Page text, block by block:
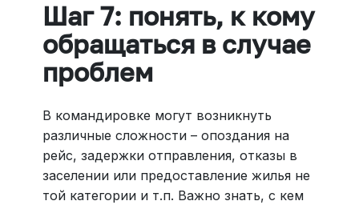
Шаг 7: понять, к кому
обращаться в случае
проблем
В командировке могут возникнуть
различные сложности – опоздания на
рейс, задержки отправления, отказы в
заселении или предоставление жилья не
той категории и т.п. Важно знать, с кем